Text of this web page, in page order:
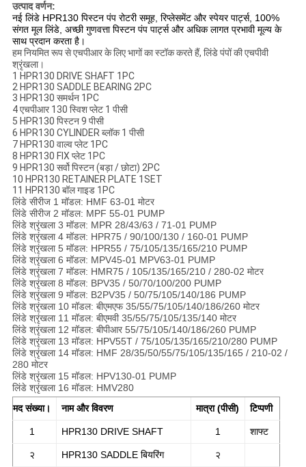
उत्पाद वर्णन:
नई लिंडे HPR130 पिस्टन पंप रोटरी समूह, रिप्लेसमेंट और स्पेयर पार्ट्स, 100%
संगत मूल लिंडे, अच्छी गुणवत्ता पिस्टन पंप पार्ट्स और अधिक लागत प्रभावी मूल्य के
साथ प्रदान करता है।
हम नियमित रूप से एचपीआर के लिए भागों का स्टॉक करते हैं, लिंडे पंपों की एचपीवी
श्रृंखला।
1 HPR130 DRIVE SHAFT 1PC
2 HPR130 SADDLE BEARING 2PC
3 HPR130 समर्थन 1PC
4 एचपीआर 130 स्विश प्लेट 1 पीसी
5 HPR130 पिस्टन 9 पीसी
6 HPR130 CYLINDER ब्लॉक 1 पीसी
7 HPR130 वाल्व प्लेट 1PC
8 HPR130 FIX प्लेट 1PC
9 HPR130 सर्वो पिस्टन (बड़ा / छोटा) 2PC
10 HPR130 RETAINER PLATE 1SET
11 HPR130 बॉल गाइड 1PC
लिंडे सीरीज 1 मॉडल: HMF 63-01 मोटर
लिंडे सीरीज 2 मॉडल: MPF 55-01 PUMP
लिंडे श्रृंखला 3 मॉडल: MPR 28/43/63 / 71-01 PUMP
लिंडे श्रृंखला 4 मॉडल: HPR75 / 90/100/130 / 160-01 PUMP
लिंडे श्रृंखला 5 मॉडल: HPR55 / 75/105/135/165/210 PUMP
लिंडे श्रृंखला 6 मॉडल: MPV45-01 MPV63-01 PUMP
लिंडे श्रृंखला 7 मॉडल: HMR75 / 105/135/165/210 / 280-02 मोटर
लिंडे श्रृंखला 8 मॉडल: BPV35 / 50/70/100/200 PUMP
लिंडे श्रृंखला 9 मॉडल: B2PV35 / 50/75/105/140/186 PUMP
लिंडे श्रृंखला 10 मॉडल: बीएमएफ 35/55/75/105/140/186/260 मोटर
लिंडे श्रृंखला 11 मॉडल: बीएमवी 35/55/75/105/135/140 मोटर
लिंडे श्रृंखला 12 मॉडल: बीपीआर 55/75/105/140/186/260 PUMP
लिंडे श्रृंखला 13 मॉडल: HPV55T / 75/105/135/165/210/280 PUMP
लिंडे श्रृंखला 14 मॉडल: HMF 28/35/50/55/75/105/135/165 / 210-02 /
280 मोटर
लिंडे श्रृंखला 15 मॉडल: HPV130-01 PUMP
लिंडे श्रृंखला 16 मॉडल: HMV280
मद संख्या।
नाम और विवरण मात्रा (पीसी) टिप्पणी
1 HPR130 DRIVE SHAFT 1 शाफ्ट
२ HPR130 SADDLE बियरिंग २